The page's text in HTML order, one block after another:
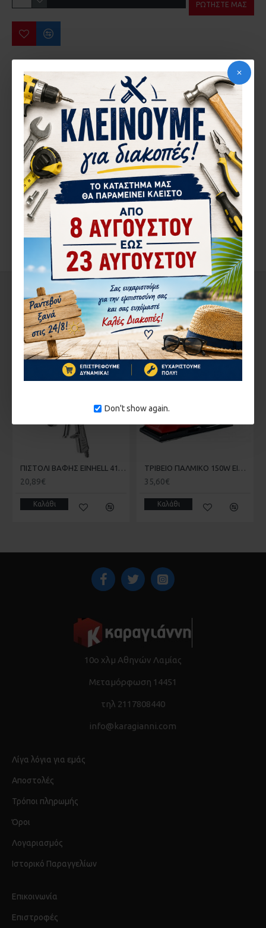
Don't show again.
ΡΩΤΉΣΤΕ ΜΑΣ
ΠΕΡΙΣΣΌΤΕΡΑ ΑΠΌ ΤΗΝ ΙΔΙΑ ΜΆΡΚΑ
HΛΕΚΤΡΙΚΟ ΨΑΛΙΔΙ ΜΠΟΡΝΤΟΥΡΑΣ 650W GΕ-EH 6560 EINHELL 3403330
104,70€ 72,73€
ΠΕΡΙΓΡΑ΄ΦΉ
ΑΞΙΟΛΟΓΉΣΕΙΣ
ΔΕΊΤΕ ΑΚΌΜΑ ΑΠΌ ΤΟΝ ΊΔΙΟ ΚΑΤΑΣΚΕΥΑΣΤΉ
ΣΤΗΝ ΄ΙΔΙΑ ΚΑΤΗΓΟΡΊΑ
1-10 ΗΜΈΡΕΣ
ΠΙΣΤΟΛΙ ΒΑΦΗΣ EINHELL 4133000
20,89€
Καλάθι
ΚΑΤΌΠΙΝ ΠΑΡΑΓΓΕΛΊΑΣ
ΤΡΙΒΕΙΟ ΠΑΛΜΙΚΟ 150W EINHELL TH-OS 1520 4460642
35,60€
Καλάθι
10ο χλμ Αθηνών Λαμίας
Μεταμόρφωση 14451
τηλ 2117808440
info@karagianni.com
Λίγα λόγια για εμάς
Αποστολές
Τρόποι πληρωμής
Όροι
Λογαριασμός
Ιστορικό Παραγγελίων
Επικοινωνία
Επιστροφές